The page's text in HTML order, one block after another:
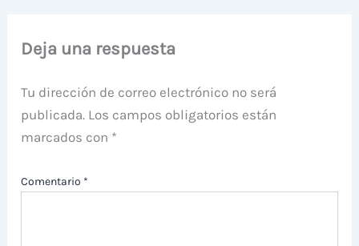
Deja una respuesta
Tu dirección de correo electrónico no será
publicada. Los campos obligatorios están
marcados con *
Comentario *